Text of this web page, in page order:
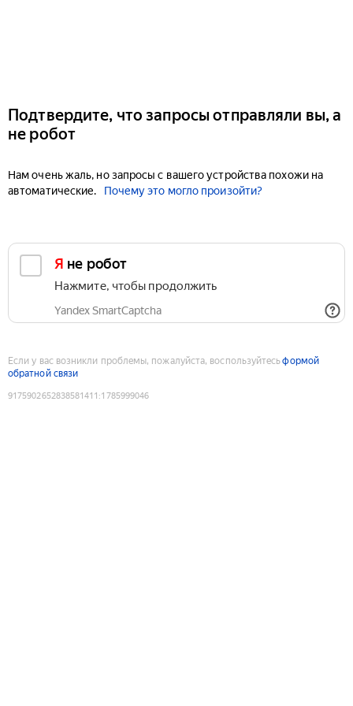
Подтвердите, что запросы отправляли вы, а
не робот
Нам очень жаль, но запросы с вашего устройства похожи на
автоматические.
Почему это могло произойти?
Я не робот
Нажмите, чтобы продолжить
Yandex SmartCaptcha
Если у вас возникли проблемы, пожалуйста, воспользуйтесьформой
обратной связи
9175902652838581411 :1785999046